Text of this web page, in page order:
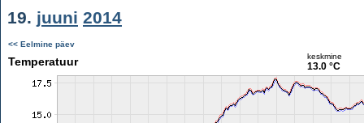
19. juuni 2014
<< Eelmine päev
Temperatuur keskmine
13.0 °C